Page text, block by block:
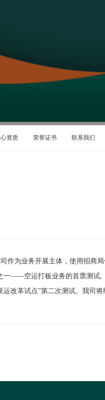
资质 荣誉证书 联系我们
作为业务开展主体，使用招商
一——空运打板业务的首票测试;
改革试点”第二次测试。我司